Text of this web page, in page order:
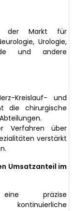
der Markt für
Urologie,
und andere
Kreislauf- und
die chirurgische
Verfahren über
verstärkt
Umsatzanteil im
präzise